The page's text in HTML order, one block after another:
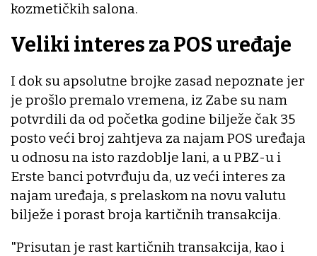
kozmetičkih salona.
Veliki interes za POS uređaje
I dok su apsolutne brojke zasad nepoznate jer
je prošlo premalo vremena, iz Zabe su nam
potvrdili da od početka godine bilježe čak 35
posto veći broj zahtjeva za najam POS uređaja
u odnosu na isto razdoblje lani, a u PBZ-u i
Erste banci potvrđuju da, uz veći interes za
najam uređaja, s prelaskom na novu valutu
bilježe i porast broja kartičnih transakcija.
"Prisutan je rast kartičnih transakcija, kao i